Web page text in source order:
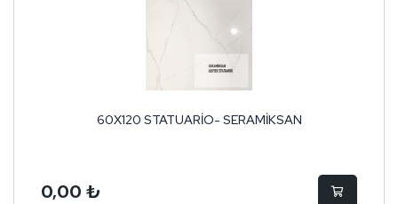
60X120 STATUARİO- SERAMİKSAN
0,00 ₺